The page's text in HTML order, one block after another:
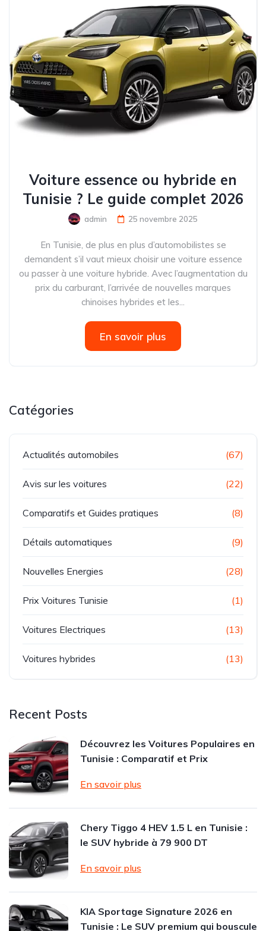
Voiture essence ou hybride en
Tunisie ? Le guide complet 2026
admin 25 novembre 2025
En Tunisie, de plus en plus d’automobilistes se
demandent s’il vaut mieux choisir une voiture essence
ou passer à une voiture hybride. Avec l’augmentation du
prix du carburant, l’arrivée de nouvelles marques
chinoises hybrides et les...
En savoir plus
Catégories
Actualités automobiles (67)
Avis sur les voitures (22)
Comparatifs et Guides pratiques (8)
Détails automatiques (9)
Nouvelles Energies (28)
Prix Voitures Tunisie (1)
Voitures Electriques (13)
Voitures hybrides (13)
Recent Posts
Découvrez les Voitures Populaires en
Tunisie : Comparatif et Prix
En savoir plus
Chery Tiggo 4 HEV 1.5 L en Tunisie :
le SUV hybride à 79 900 DT
En savoir plus
KIA Sportage Signature 2026 en
Tunisie : Le SUV premium qui bouscule